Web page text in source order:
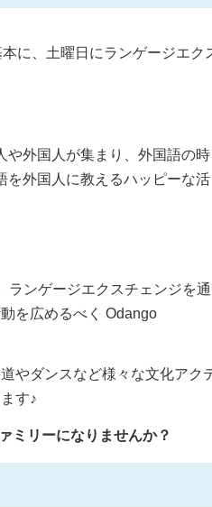
に、土曜日にランゲージエク
や外国人が集まり、外国語の時
を外国人に教えるハッピーな活
ランゲージエクスチェンジを通
を広めるべく Odango
やダンスなど様々な文化アク
す♪
ミリーになりませんか？